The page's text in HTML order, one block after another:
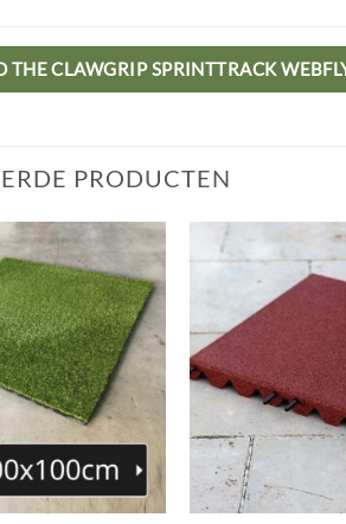
THE CLAWGRIP SPRINTTRACK
PRODUCTEN